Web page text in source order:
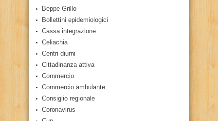
Beppe Grillo
Bollettini epidemiologici
Cassa integrazione
Celiachia
Centri diurni
Cittadinanza attiva
Commercio
Commercio ambulante
Consiglio regionale
Coronavirus